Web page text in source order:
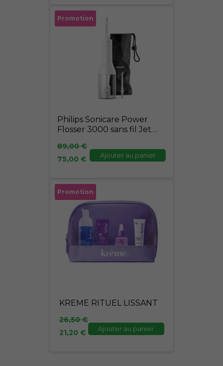
Promotion
Philips Sonicare Power
Flosser 3000 sans fil Jet
89,00€
Le
prix
75,00 €
Le
prix
actuel
75,00 €.
Ajouter au panier
Promotion
KREME RITUEL LISSANT
26,50€
Le
prix
initial
était :
26,50 €.
21,20 €
Le
prix
actuel
est :
21,20 €.
Ajouter au panier